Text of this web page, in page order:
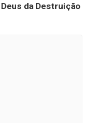
da Destruição